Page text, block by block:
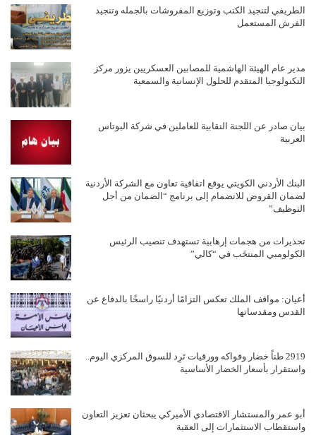
الطريفي لتنجيد الكنب وتوزيع المفروشات بالجمله وتنجيد
الفرش المستعمل
مدير عام الهيئة الهاشمية للمصابين العسكريين يزور مركز
التكنولوجيا المتقدم للحلول الإنسانية والسمعية
بيان صادر عن اللجنة النقابية للعاملين في شركة البوتاس
العربية
البنك الأردني الكويتي يوقع اتفاقية تعاون مع الشركة الأردنية
لضمان القروض للانضمام إلى برنامج “الضمان من أجل
التوظيف”
تحذيرات من هجمات إرهابية تستهدف تنصيب الرئيس
الكولومبي المنتخَب في “كالي”
أعيان: مواقف الملك تعكس التزامًا أردنيًا راسخًا بالدفاع عن
القدس ومقدساتها
2919 طناً خضار وفواكه وورقيات تَرِد للسوق المركزي اليوم..
واستقرار بأسعار الخضار الأساسية
أبو عمر والمستشار الاقتصادي الأميركي يبحثان تعزيز التعاون
واستقطاب الاستثمارات إلى العقبة